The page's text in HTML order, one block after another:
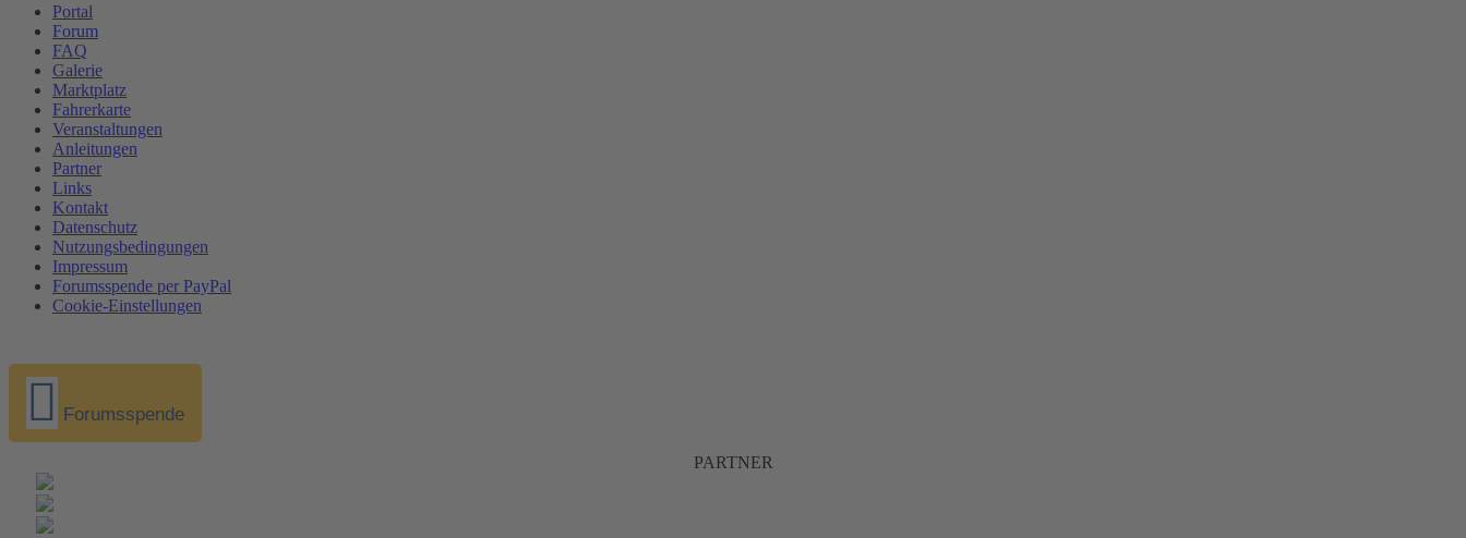
Portal
Forum
FAQ
Galerie
Marktplatz
Fahrerkarte
Veranstaltungen
Anleitungen
Partner
Links
Kontakt
Datenschutz
Nutzungsbedingungen
Impressum
Forumsspende per PayPal
Cookie-Einstellungen
Forumsspende
PARTNER